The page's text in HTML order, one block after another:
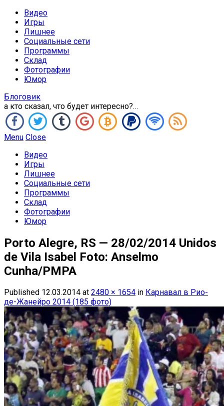
Видео
Игры
Лишнее
Социальные сети
Программы
Склад
Фотографии
Юмор
Блоговик
а кто сказал, что будет интересно?…
Menu Close
Видео
Игры
Лишнее
Социальные сети
Программы
Склад
Фотографии
Юмор
Porto Alegre, RS — 28/02/2014 Unidos
de Vila Isabel Foto: Anselmo
Cunha/PMPA
Published 12.03.2014 at 2480 × 1654 in Карнавал в Рио-
де-Жанейро 2014 (185 фото)